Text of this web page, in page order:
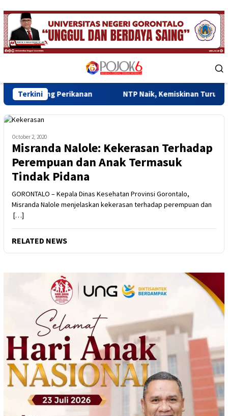
Skip
to
content
Menu
Terkini
Perikanan NTP Naik, Kemiskinan Turun, Ekonomi
October 2, 2020
Misranda Nalole: Kekerasan Terhadap
Perempuan dan Anak Termasuk
Tindak Pidana
GORONTALO – Kepala Dinas Kesehatan Provinsi Gorontalo,
Misranda Nalole menjelaskan kekerasan terhadap perempuan dan
[…]
RELATED NEWS